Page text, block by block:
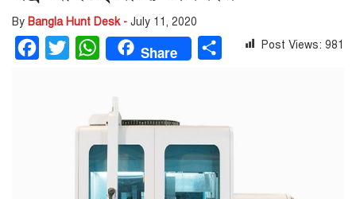
By Bangla Hunt Desk - July 11, 2020
Facebook
Twitter WhatsAppShare Share Post Views: 981